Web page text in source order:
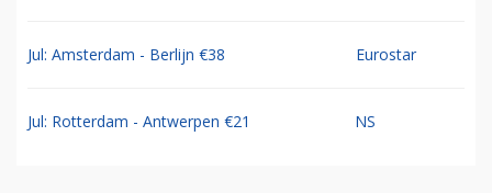
Jul: Amsterdam - Berlijn €38 Eurostar
Jul: Rotterdam - Antwerpen €21 NS